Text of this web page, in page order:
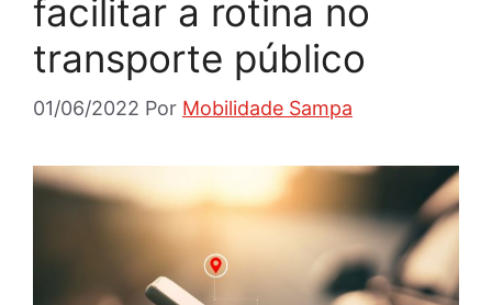
facilitar a rotina no
transporte público
01/06/2022 Por Mobilidade Sampa